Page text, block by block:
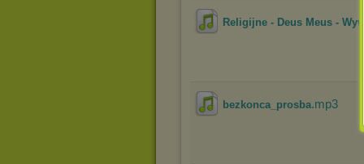
Religijne - Deus Meus -
bezkonca_prosba.mp3